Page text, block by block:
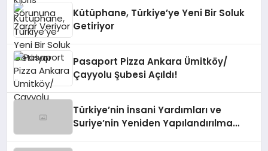
Kütüphane, Türkiye’ye Yeni Bir Soluk
Getiriyor
Pasaport Pizza Ankara Ümitköy/
Çayyolu Şubesi Açıldı!
Türkiye’nin İnsani Yardımları ve
Suriye’nin Yeniden Yapılandırılma